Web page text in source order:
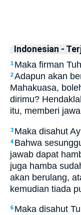
Indonesian -
1 Maka firman
2Adapun akan
Mahakuasa,
dirimu?
itu, memberi
3 Maka disahut
4 Bahwa
jawab dapat
juga hamba
akan berulang,
kemudian tiada
6 Maka disahut